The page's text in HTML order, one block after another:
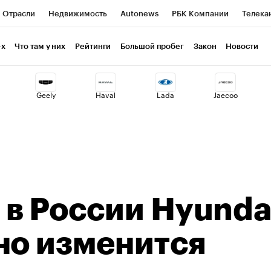
Отрасли Недвижимость Autonews РБК Компании
Национальные проекты
Кредитные рейтинги Франшизы Газета Спецпроекты
Экономика Бизнес Технологии и медиа Финансы Рынок
Что там у них Рейтинги Большой пробег Закон Новости
Geely Haval Lada Jaecoo
России
изменится